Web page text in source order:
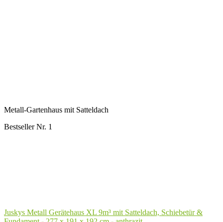
Metall-Gartenhaus mit Satteldach
Bestseller Nr. 1
Juskys Metall Gerätehaus XL 9m³ mit Satteldach, Schiebetür &